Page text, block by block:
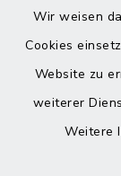
Wir weisen
Cookies
Website zu
weiterer
Weitere